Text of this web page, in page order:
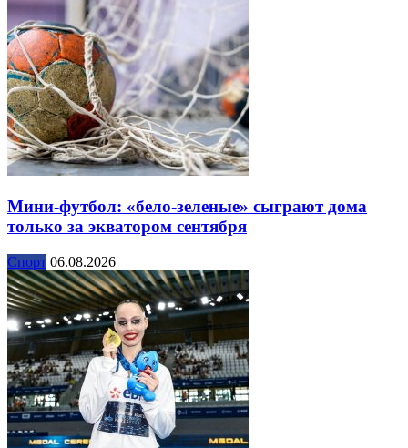
Мини-футбол: «бело-зеленые» сыграют дома
только за экватором сентября
Спорт 06.08.2026